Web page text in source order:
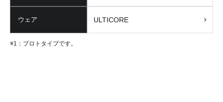
ウェア ULTICORE
※1：プロトタイプです。